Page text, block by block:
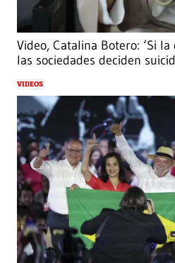
Video, Catalina Botero: ‘Si
las sociedades deciden
VIDEOS